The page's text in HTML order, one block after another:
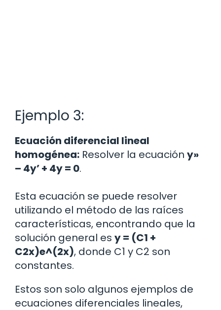
Ejemplo 3:
Ecuación diferencial lineal
homogénea: Resolver la ecuación y»
– 4y’ + 4y = 0.
Esta ecuación se puede resolver
utilizando el método de las raíces
características, encontrando que la
solución general es y = (C1 +
C2x)e^(2x), donde C1 y C2 son
constantes.
Estos son solo algunos ejemplos de
ecuaciones diferenciales lineales,